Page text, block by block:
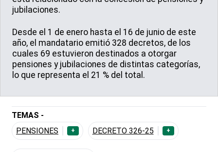
jubilaciones.
Desde el 1 de enero hasta el 16 de junio de este
año, el mandatario emitió 328 decretos, de los
cuales 69 estuvieron destinados a otorgar
pensiones y jubilaciones de distintas categorías,
lo que representa el 21 % del total.
TEMAS -
PENSIONES
+ DECRETO 326-25 +